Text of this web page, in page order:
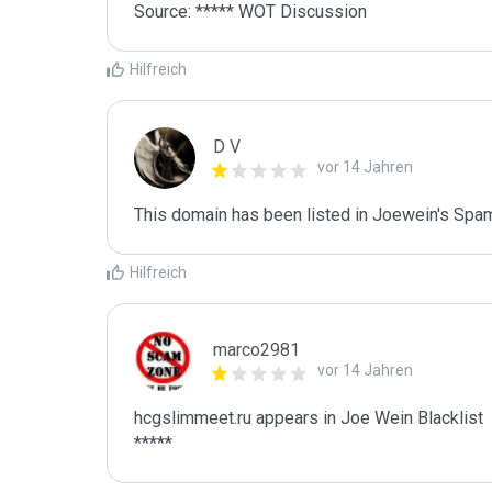
Source: ***** WOT Discussion
Hilfreich
D V
vor 14 Jahren
This domain has been listed in Joewein's
Hilfreich
marco2981
vor 14 Jahren
hcgslimmeet.ru appears in Joe Wein Blacklist
*****